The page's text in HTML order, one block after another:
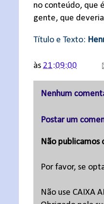
no conteúdo, que
gente, que
Título e Texto:
às 21:09:00
Nenhum
Postar um
Não publicamos
Por favor, se
Não use CAIXA